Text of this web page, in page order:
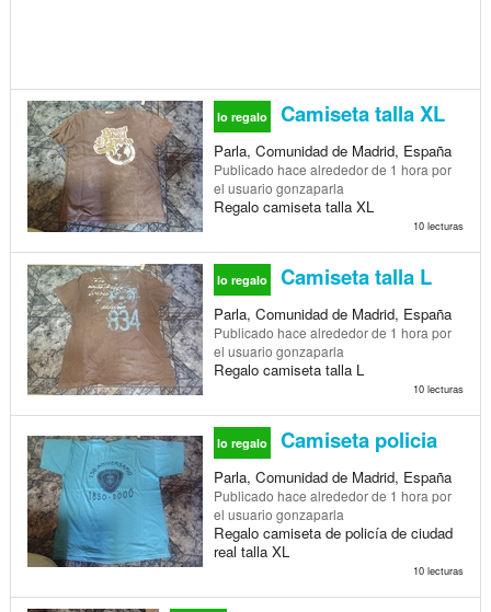
lo regalo Camiseta talla XL
Parla, Comunidad de Madrid, España
Publicado hace alrededor de 1 hora por
el usuario gonzaparla
Regalo camiseta talla XL
10 lecturas
lo regalo Camiseta talla L
Parla, Comunidad de Madrid, España
Publicado hace alrededor de 1 hora por
el usuario gonzaparla
Regalo camiseta talla L
10 lecturas
lo regalo Camiseta policia
Parla, Comunidad de Madrid, España
Publicado hace alrededor de 1 hora por
el usuario gonzaparla
Regalo camiseta de policía de ciudad
real talla XL
10 lecturas